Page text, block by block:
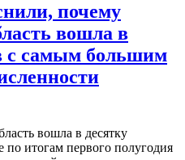
почему
вошла в
с самым большим
вошла в десятку
по итогам первого полугодия